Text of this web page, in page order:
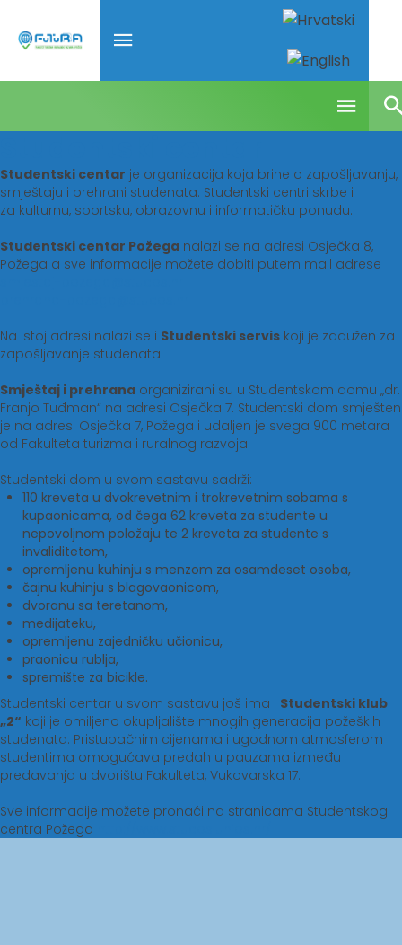
Studentski centar je organizacija koja brine o zapošljavanju,
smještaju i prehrani studenata. Studentski centri skrbe i
za kulturnu, sportsku, obrazovnu i informatičku ponudu.
Studentski centar Požega nalazi se na adresi Osječka 8,
Požega a sve informacije možete dobiti putem mail adrese
Na istoj adresi nalazi se i Studentski servis koji je zadužen za
zapošljavanje studenata.
Smještaj i prehrana organizirani su u Studentskom domu „dr.
Franjo Tuđman“ na adresi Osječka 7. Studentski dom smješten
je na adresi Osječka 7, Požega i udaljen je svega 900 metara
od Fakulteta turizma i ruralnog razvoja.
Studentski dom u svom sastavu sadrži:
110 kreveta u dvokrevetnim i trokrevetnim sobama s
kupaonicama, od čega 62 kreveta za studente u
nepovoljnom položaju te 2 kreveta za studente s
invaliditetom,
opremljenu kuhinju s menzom za osamdeset osoba,
čajnu kuhinju s blagovaonicom,
dvoranu sa teretanom,
medijateku,
opremljenu zajedničku učionicu,
praonicu rublja,
spremište za bicikle.
Studentski centar u svom sastavu još ima i Studentski klub
„2“ koji je omiljeno okupljalište mnogih generacija požeških
studenata. Pristupačnim cijenama i ugodnom atmosferom
studentima omogućava predah u pauzama između
predavanja u dvorištu Fakulteta, Vukovarska 17.
Sve informacije možete pronaći na stranicama Studentskog
centra Požega